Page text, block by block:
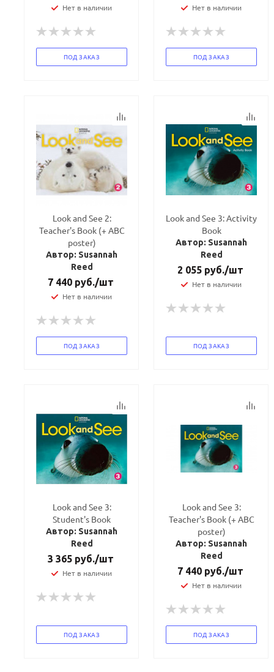
Нет в наличии
ПОД ЗАКАЗ
Нет в наличии
ПОД ЗАКАЗ
Look and See 2:
Teacher's Book (+ ABC
poster)
Автор: Susannah
Reed
7 440руб./шт
Нет в наличии
ПОД ЗАКАЗ
Look and See 3: Activity
Book
Автор: Susannah
Reed
2 055руб./шт
Нет в наличии
ПОД ЗАКАЗ
Look and See 3:
Student's Book
Автор: Susannah
Reed
3 365руб./шт
Нет в наличии
ПОД ЗАКАЗ
Look and See 3:
Teacher's Book (+ ABC
poster)
Автор: Susannah
Reed
7 440руб./шт
Нет в наличии
ПОД ЗАКАЗ